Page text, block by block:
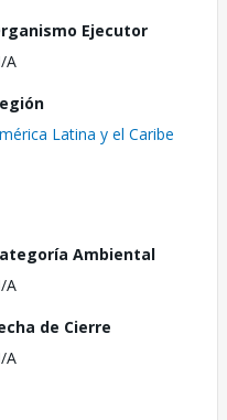
Ejecutor
A
Latina y el Caribe
Ambiental
A
de Cierre
A